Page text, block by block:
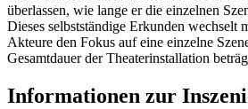
überlassen, wie lange er die einzelnen
Dieses selbstständige Erkunden wechselt
Akteure den Fokus auf eine einzelne
Gesamtdauer der Theaterinstallation
Informationen zur